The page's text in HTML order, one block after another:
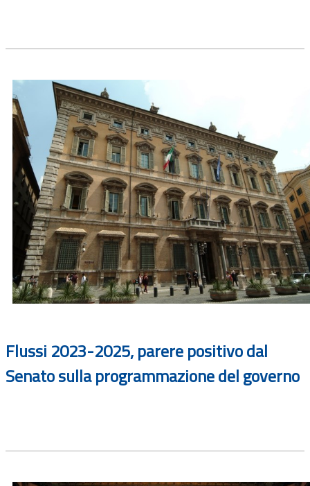
Flussi 2023-2025, parere positivo dal
Senato sulla programmazione del governo